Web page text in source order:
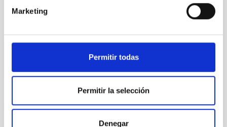
Marketing
Permitir todas
Permitir la selección
Denegar